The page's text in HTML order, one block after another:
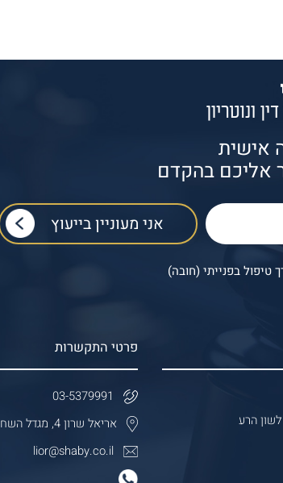
אישית
אליכם בהקדם
בפנייתי (חובה)
לשון הרע
פרטי התקשרות
03-5379991
אריאל שרון 4, מגדל השחר, קומה 11, גבעתיים 5320047
lior@shaby.co.il